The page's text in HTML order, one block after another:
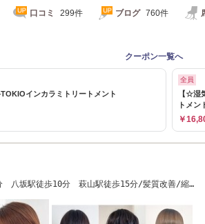
口コミ 299件 ブログ 760件
クーポン一覧へ
インカラミトリートメント
全員
【☆湿
トメン
￥
八坂駅徒歩10分 萩山駅徒歩15分/髪質改善/縮